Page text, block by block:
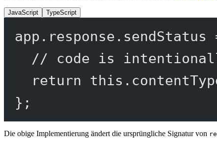
JavaScript TypeScript
app.response. sendStatus
// code is
return
this .
};
Die obige Implementierung ändert die ursprüngliche Signatur von